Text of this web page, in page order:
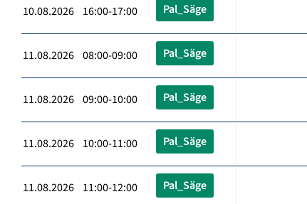
10.08.2026 16:00-17:00 Pal_Säge
11.08.2026 08:00-09:00 Pal_Säge
11.08.2026 09:00-10:00 Pal_Säge
11.08.2026 10:00-11:00 Pal_Säge
11.08.2026 11:00-12:00 Pal_Säge